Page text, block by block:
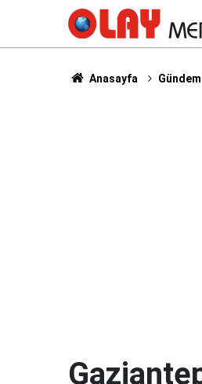
Anasayfa Gündem